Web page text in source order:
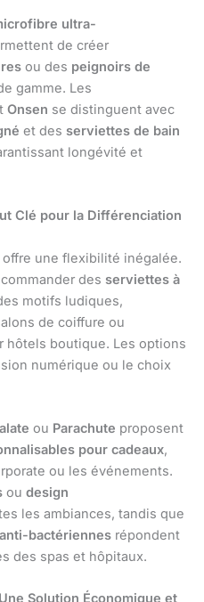
ultra-
de créer
ou des peignoirs de
gamme. Les
Onsen se distinguent avec
et des serviettes de bain
longévité et
Clé pour la Différenciation
une flexibilité inégalée.
des serviettes à
motifs ludiques,
de coiffure ou
hôtels boutique. Les options
numérique ou le choix
ou Parachute proposent
pour cadeaux,
ou les événements.
ou design
les ambiances, tandis que
anti-bactériennes répondent
des spas et hôpitaux.